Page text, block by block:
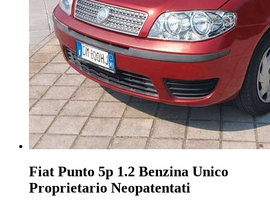
Fiat Punto 5p 1.2 Benzina Unico
Proprietario Neopatentati